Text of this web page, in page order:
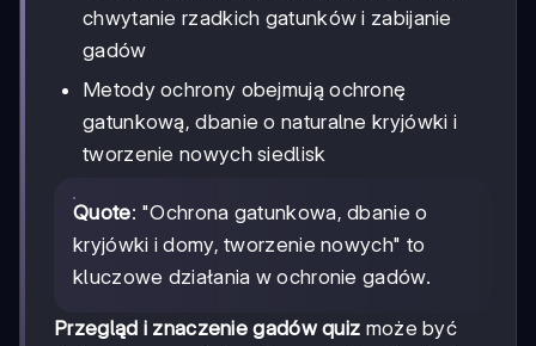
chwytanie rzadkich gatunków i zabijanie
gadów
Metody ochrony obejmują ochronę
gatunkową, dbanie o naturalne kryjówki i
tworzenie nowych siedlisk
Quote: "Ochrona gatunkowa, dbanie o
kryjówki i domy, tworzenie nowych" to
kluczowe działania w ochronie gadów.
Przegląd i znaczenie gadów quiz może być